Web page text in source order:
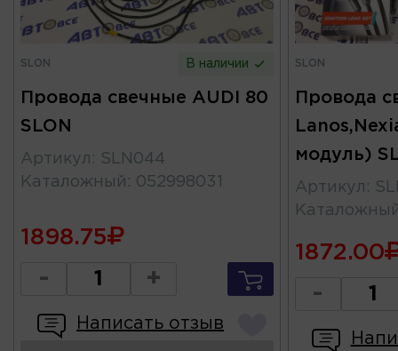
SLON В наличии
Провода свечные AUDI 80
SLON
Артикул : SLN044
Каталожный : 052998031
1898.75
- +
Написать отзыв
SLON
Провода
модуль)
Артикул :
1872.00
-